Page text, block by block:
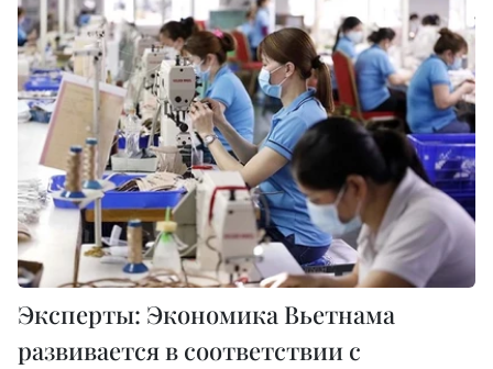
Эксперты: Экономика Вьетнама
развивается в соответствии с